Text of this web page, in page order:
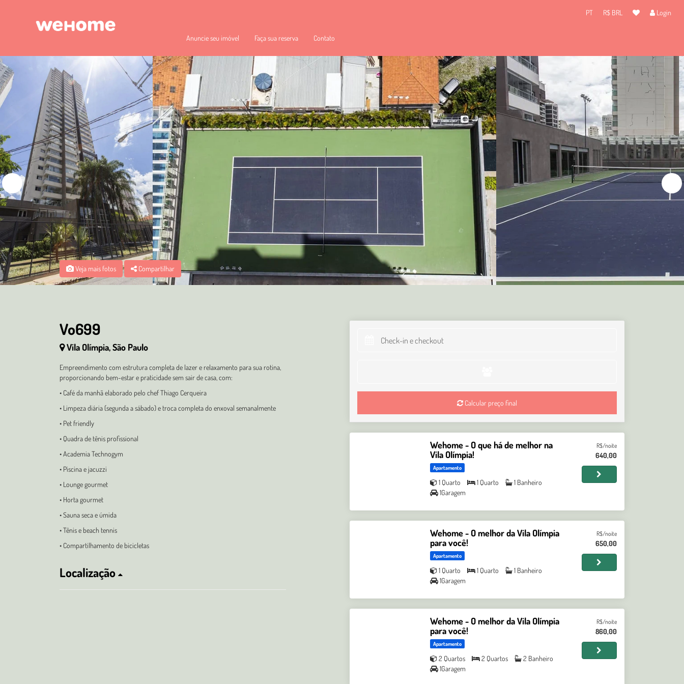
PT R$ BRL Login
Anuncie seu imóvel Faça sua reserva Contato
Veja mais fotos Compartilhar
Vo699
Vila Olímpia, São Paulo
Empreendimento com estrutura completa de lazer e relaxamento para sua rotina,
proporcionando bem-estar e praticidade sem sair de casa, com:
• Café da manhã elaborado pelo chef Thiago Cerqueira
• Limpeza diária (segunda a sábado) e troca completa do enxoval semanalmente
• Pet friendly
• Quadra de tênis profissional
• Academia Technogym
• Piscina e jacuzzi
• Lounge gourmet
• Horta gourmet
• Sauna seca e úmida
• Tênis e beach tennis
• Compartilhamento de bicicletas
Localização
Calcular preço final
Wehome - O que há de melhor na
Vila Olímpia!
Apartamento
1 Quarto 1 Quarto
1 Banheiro
1Garagem
R$/noite
640,00
Wehome - O melhor da Vila Olímpia
para você!
Apartamento
1 Quarto 1 Quarto
1 Banheiro
1Garagem
R$/noite
650,00
Wehome - O melhor da Vila Olímpia
para você!
Apartamento
2 Quartos 2 Quartos
2 Banheiro
1Garagem
R$/noite
860,00